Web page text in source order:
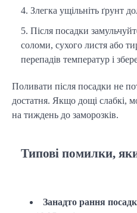
Злегка ущільніть ґрунт
Після посадки
соломи, сухого листя або
перепадів температур і
Поливати після посадки не
достатня. Якщо дощі слабкі,
на тиждень до заморозків.
Типові помилки,
Занадто рання